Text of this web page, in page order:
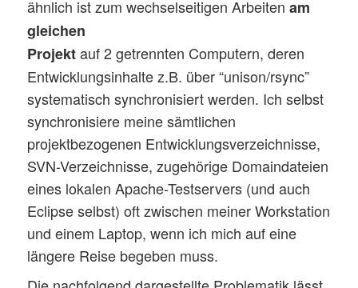
ähnlich ist zum wechselseitigen Arbeitenam
gleichen
Projektauf 2 getrennten Computern, deren
Entwicklungsinhalte z.B. über “unison/rsync”
systematisch synchronisiert werden. Ich selbst
synchronisiere meine sämtlichen
projektbezogenen Entwicklungsverzeichnisse,
SVN-Verzeichnisse, zugehörige Domaindateien
eines lokalen Apache-Testservers (und auch
Eclipse selbst) oft zwischen meiner Workstation
und einem Laptop, wenn ich mich auf eine
längere Reise begeben muss.